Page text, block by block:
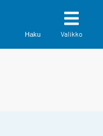
Haku Valikko